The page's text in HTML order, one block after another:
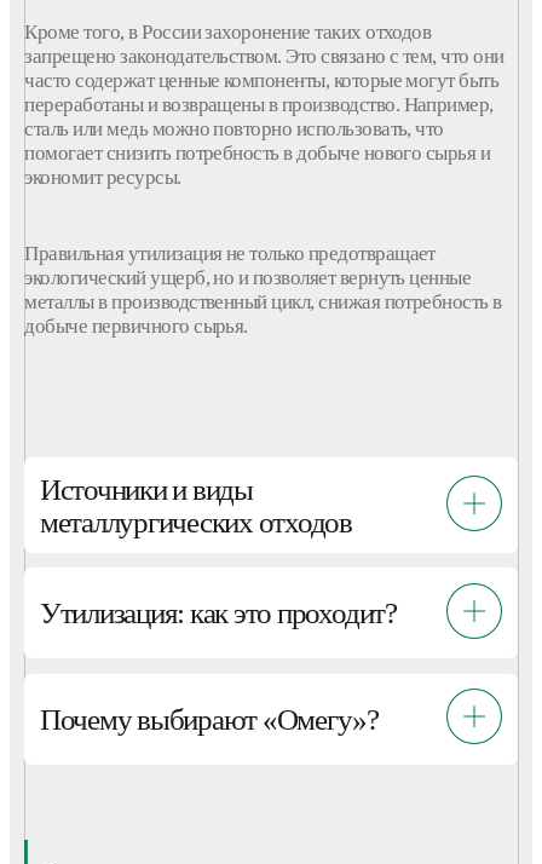
Кроме того, в России захоронение такихотходов
запрещено законодательством. Это связано с тем, что они
часто содержат ценные компоненты, которые могут быть
переработаны и возвращены впроизводство. Например,
сталь или медь можно повторно использовать, что
помогает снизить потребность в добыче нового сырьяи
экономит ресурсы.
Правильнаяутилизацияне только предотвращает
экологический ущерб, но ипозволяетвернуть ценные
металлыв производственный цикл, снижая потребность в
добыче первичногосырья.
Источники и виды
металлургических отходов
Утилизация: как это проходит?
Почему выбирают «Омегу»?